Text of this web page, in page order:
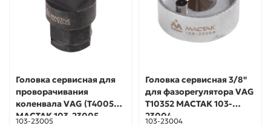
Головка сервисная для
проворачивания
коленвала VAG (T40058)
МАСТАК 103-23005
103-23005
Головка сервисная 3/8"
для фазорегулятора VAG
T10352 МАСТАК 103-
23004
103-23004